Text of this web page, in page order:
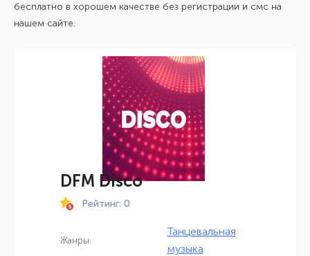
бесплатно в хорошем качестве без регистрации и смс на
нашем сайте.
DFM Disco
Рейтинг: 0
Жанры:
Танцевальная
музыка